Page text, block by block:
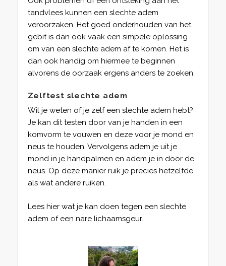
tandvlees kunnen een slechte adem
veroorzaken. Het goed onderhouden van het
gebit is dan ook vaak een simpele oplossing
om van een slechte adem af te komen. Het is
dan ook handig om hiermee te beginnen
alvorens de oorzaak ergens anders te zoeken.
Zelftest slechte adem
Wil je weten of je zelf een slechte adem hebt?
Je kan dit testen door van je handen in een
komvorm te vouwen en deze voor je mond en
neus te houden. Vervolgens adem je uit je
mond in je handpalmen en adem je in door de
neus. Op deze manier ruik je precies hetzelfde
als wat andere ruiken.
Lees hier wat je kan doen tegen een slechte
adem of een nare lichaamsgeur.